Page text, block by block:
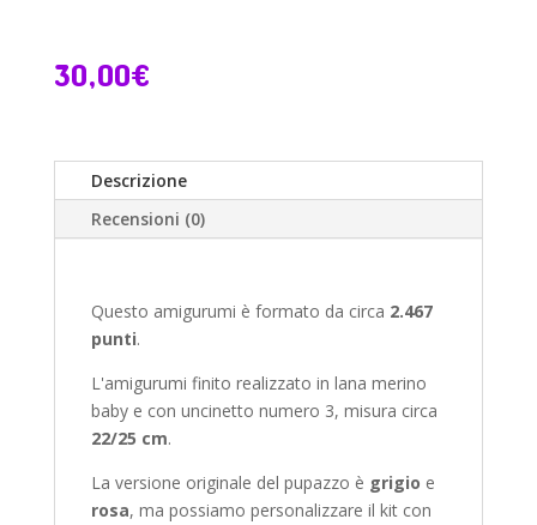
30,00€
Descrizione
Recensioni (0)
Questo amigurumi è formato da circa 2.467
punti.
L'amigurumi finito realizzato in lana merino
baby e con uncinetto numero 3, misura circa
22/25 cm.
La versione originale del pupazzo è grigio e
rosa, ma possiamo personalizzare il kit con